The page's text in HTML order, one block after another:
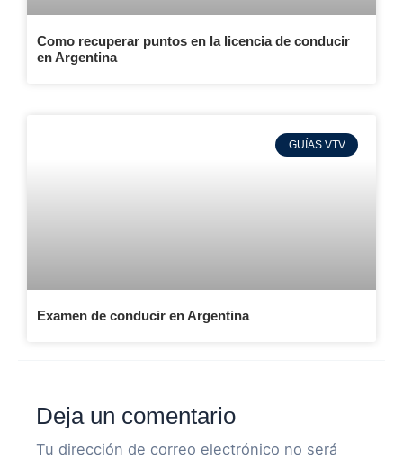
Como recuperar puntos en la licencia de conducir
en Argentina
GUÍAS VTV
Examen de conducir en Argentina
Deja un comentario
Tu dirección de correo electrónico no será